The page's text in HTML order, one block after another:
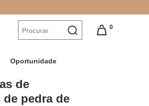
0
Oportunidade
de
pedra de